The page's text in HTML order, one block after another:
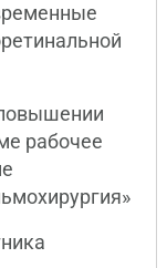
рабочее